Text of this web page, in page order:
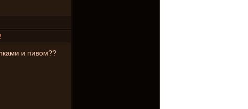
и пивом??